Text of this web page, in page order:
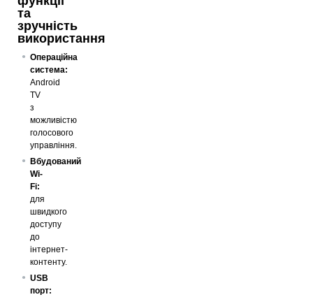
та
зручність
використання
Операційна
система:
Android
TV
з
можливістю
голосового
управління.
Вбудований
Wi-
Fi:
для
швидкого
доступу
до
інтернет-
контенту.
USB
порт: